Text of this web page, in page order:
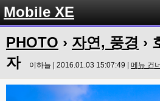
Mobile XE
PHOTO › 자연, 풍경 ›
자
이하늘 | 2016.01.03 15:07:49 | 메뉴 건